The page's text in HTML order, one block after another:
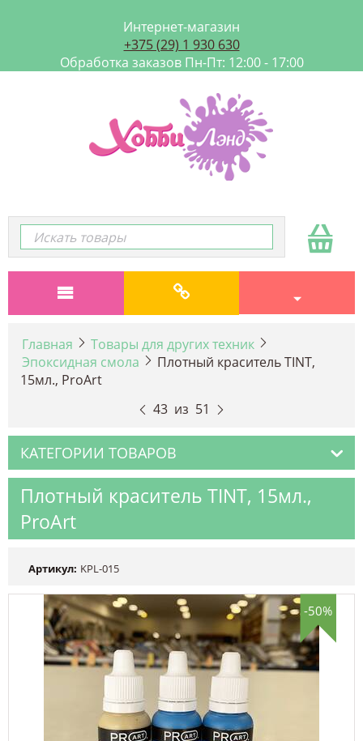
Интернет-магазин
+375 (29) 1 930 630
Обработка заказов Пн-Пт: 12:00 - 17:00
Главная
Товары для других техник
Эпоксидная смола
Плотный краситель TINT,
15мл., ProArt
43 из 51
КАТЕГОРИИ ТОВАРОВ
Плотный краситель TINT, 15мл.,
ProArt
Артикул: KPL-015
-50%